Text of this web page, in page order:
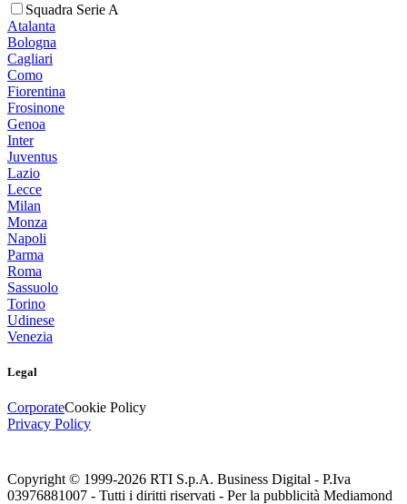
Squadra Serie A
Atalanta
Bologna
Cagliari
Como
Fiorentina
Frosinone
Genoa
Inter
Juventus
Lazio
Lecce
Milan
Monza
Napoli
Parma
Roma
Sassuolo
Torino
Udinese
Venezia
Legal
CorporateCookie Policy
Privacy Policy
Copyright © 1999-2026 RTI S.p.A. Business Digital - P.Iva
03976881007 - Tutti i diritti riservati - Per la pubblicità Mediamond